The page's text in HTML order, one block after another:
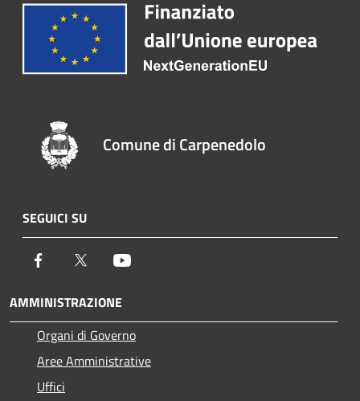
Comune di Carpenedolo
SEGUICI SU
Facebook Twitter
AMMINISTRAZIONE
Organi di Governo
Aree Amministrative
Uffici